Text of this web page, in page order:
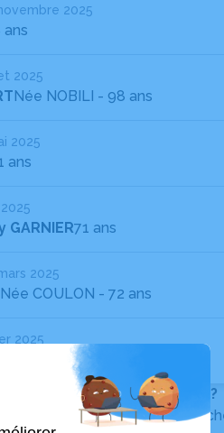
2025
ans
2025
Née NOBILI - 98 ans
2025
ans
71 ans
2025
Née COULON - 72 ans
2025
l’avis de décès recherché ?
utilisez la barre de